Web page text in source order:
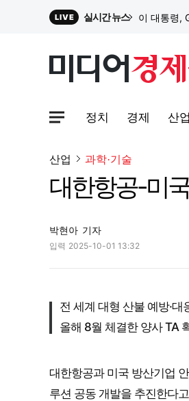
LIVE 실시간 뉴스 이 대통령,
원파디, 롯
대한전선,
이 대통령,
사이트맵메뉴 열기
정치 경제 산업
산업 과학·기술
대한항공-미
박현아 기자
입력 2025-10-01 13:32
전 세계 대형 산불 예방·
올해 8월 체결한 양사 TA
대한항공과 미국 방산기업
루션 공동 개발을 추진한다